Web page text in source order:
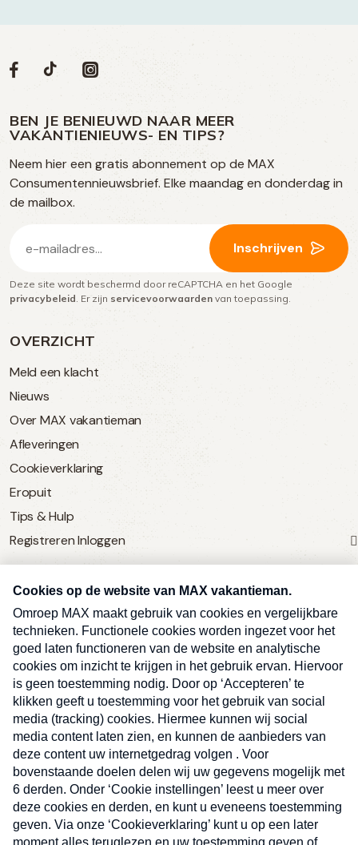
OVERZICHT
Meld een klacht
Nieuws
Over MAX vakantieman
Afleveringen
Cookieverklaring
Eropuit
Tips & Hulp
Registreren Inloggen
SERVICE
Over Omroep MAX
MAX Vandaag
MAX Meldpunt
Pers
Contact
Algemene voorwaarden
Privacyverklaring
Kwetsbaarheid melden
RegistrerenInloggen
Volg
op
social
media
Social
Volg
op
Facebook
Volg
op
TikTok
Volg
op
Instagram
BEN JE BENIEUWD NAAR MEER
VAKANTIENIEUWS- EN TIPS?
Neem hier een gratis abonnement op de MAX
Consumentennieuwsbrief. Elke maandag en donderdag in
de mailbox.
mailadres
(Vereist)
Inschrijven
Deze site wordt beschermd door reCAPTCHA en het Google
privacybeleid . Er zijn servicevoorwaarden van toepassing.
Ben je benieuwd naar meer
vakantienieuws- en tips?
E-
mailadres
Inschrijven